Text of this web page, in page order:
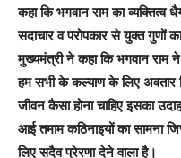
कहा कि भगवान राम का व्यक्तित्व
सदाचार व परोपकार से युक्त गुणों
मुख्यमंत्री ने कहा कि भगवान राम
हम सभी के कल्याण के लिए अवतार
जीवन कैसा होना चाहिए इसका
आई तमाम कठिनाइयों का सामना
लिए सदैव प्रेरणा देने वाला है।